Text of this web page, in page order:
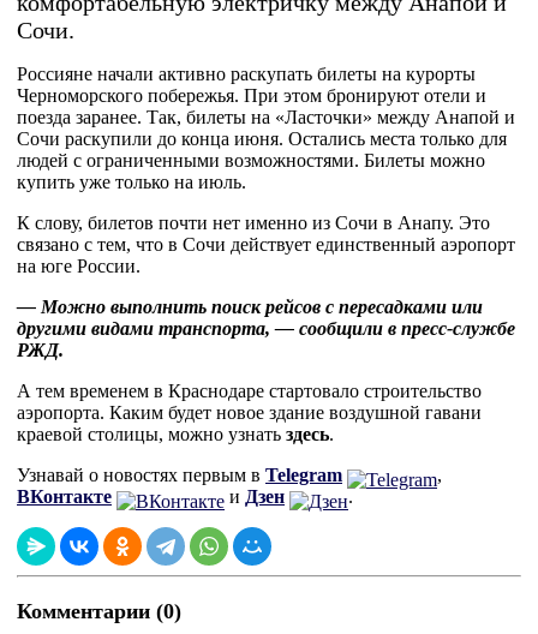
Сочи.
Россияне начали активно раскупать билеты на курорты
Черноморского побережья. При этом бронируют отели и
поезда заранее. Так, билеты на «Ласточки» между Анапой и
Сочи раскупили до конца июня. Остались места только для
людей с ограниченными возможностями. Билеты можно
купить уже только на июль.
К слову, билетов почти нет именно из Сочи в Анапу. Это
связано с тем, что в Сочи действует единственный аэропорт
на юге России.
— Можно выполнить поиск рейсов с пересадками или
другими видами транспорта, — сообщили в пресс-службе
РЖД.
А тем временем в Краснодаре стартовало строительство
аэропорта. Каким будет новое здание воздушной гавани
краевой столицы, можно узнать здесь.
Узнавай о новостях первым в Telegram
,
ВКонтакте
и Дзен .
Комментарии (0)